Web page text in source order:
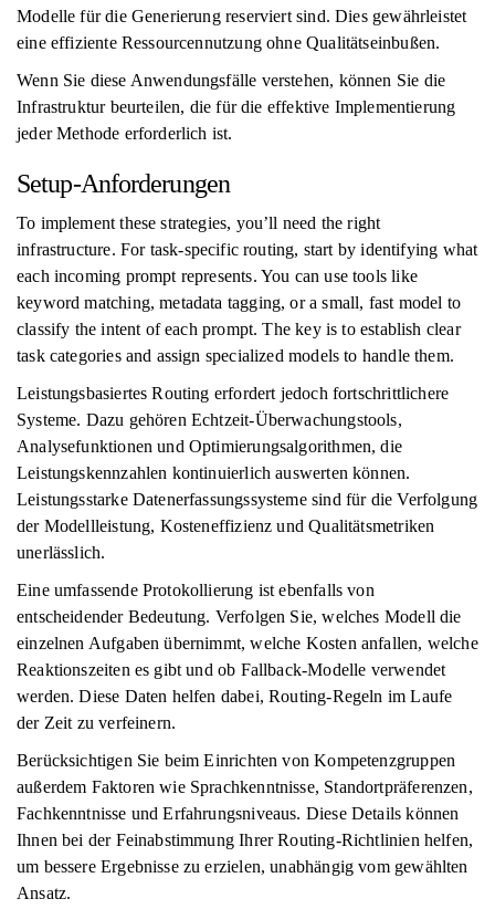
Modelle für die Generierung reserviert sind. Dies gewährleistet
eine effiziente Ressourcennutzung ohne Qualitätseinbußen.
Wenn Sie diese Anwendungsfälle verstehen, können Sie die
Infrastruktur beurteilen, die für die effektive Implementierung
jeder Methode erforderlich ist.
Setup-Anforderungen
To implement these strategies, you’ll need the right
infrastructure. For task-specific routing, start by identifying what
each incoming prompt represents. You can use tools like
keyword matching, metadata tagging, or a small, fast model to
classify the intent of each prompt. The key is to establish clear
task categories and assign specialized models to handle them.
Leistungsbasiertes Routing erfordert jedoch fortschrittlichere
Systeme. Dazu gehören Echtzeit-Überwachungstools,
Analysefunktionen und Optimierungsalgorithmen, die
Leistungskennzahlen kontinuierlich auswerten können.
Leistungsstarke Datenerfassungssysteme sind für die Verfolgung
der Modellleistung, Kosteneffizienz und Qualitätsmetriken
unerlässlich.
Eine umfassende Protokollierung ist ebenfalls von
entscheidender Bedeutung. Verfolgen Sie, welches Modell die
einzelnen Aufgaben übernimmt, welche Kosten anfallen, welche
Reaktionszeiten es gibt und ob Fallback-Modelle verwendet
werden. Diese Daten helfen dabei, Routing-Regeln im Laufe
der Zeit zu verfeinern.
Berücksichtigen Sie beim Einrichten von Kompetenzgruppen
außerdem Faktoren wie Sprachkenntnisse, Standortpräferenzen,
Fachkenntnisse und Erfahrungsniveaus. Diese Details können
Ihnen bei der Feinabstimmung Ihrer Routing-Richtlinien helfen,
um bessere Ergebnisse zu erzielen, unabhängig vom gewählten
Ansatz.